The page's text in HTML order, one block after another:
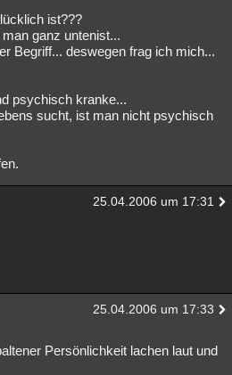
ist???
ganz untenist...
Begriff... deswegen frag ich mich...
psychisch kranke...
sucht, ist man nicht psychisch
25.04.2006 um 17:31
25.04.2006 um 17:33
Persönlichkeit lachen laut und